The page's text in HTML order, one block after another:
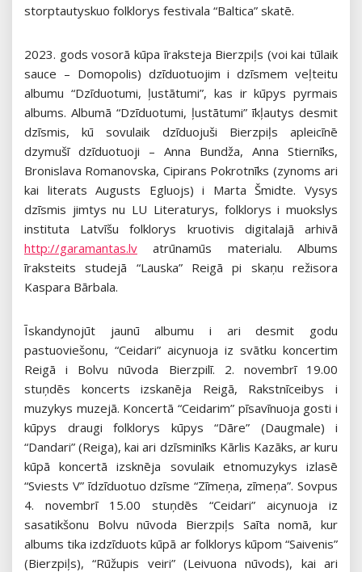
storptautyskuo folklorys festivala “Baltica” skatē.
2023. gods vosorā kūpa īraksteja Bierzpiļs (voi kai tūlaik
sauce – Domopolis) dzīduotuojim i dzīsmem veļteitu
albumu “Dzīduotumi, ļustātumi”, kas ir kūpys pyrmais
albums. Albumā “Dzīduotumi, ļustātumi” īkļautys desmit
dzīsmis, kū sovulaik dzīduojuši Bierzpiļs apleicīnē
dzymušī dzīduotuoji – Anna Bundža, Anna Stiernīks,
Bronislava Romanovska, Cipirans Pokrotnīks (zynoms ari
kai literats Augusts Egluojs) i Marta Šmidte. Vysys
dzīsmis jimtys nu LU Literaturys, folklorys i muokslys
instituta Latvīšu folklorys kruotivis digitalajā arhivā
http://garamantas.lv atrūnamūs materialu. Albums
īraksteits studejā “Lauska” Reigā pi skaņu režisora
Kaspara Bārbala.
Īskandynojūt jaunū albumu i ari desmit godu
pastuoviešonu, “Ceidari” aicynuoja iz svātku koncertim
Reigā i Bolvu nūvoda Bierzpilī. 2. novembrī 19.00
stuņdēs koncerts izskanēja Reigā, Rakstnīceibys i
muzykys muzejā. Koncertā “Ceidarim” pīsavīnuoja gosti i
kūpys draugi folklorys kūpys “Dāre” (Daugmale) i
“Dandari” (Reiga), kai ari dzīsminīks Kārlis Kazāks, ar kuru
kūpā koncertā izsknēja sovulaik etnomuzykys izlasē
“Sviests V” īdzīduotuo dzīsme “Zīmeņa, zīmeņa”. Sovpus
4. novembrī 15.00 stuņdēs “Ceidari” aicynuoja iz
sasatikšonu Bolvu nūvoda Bierzpiļs Saīta nomā, kur
albums tika izdzīduots kūpā ar folklorys kūpom “Saivenis”
(Bierzpiļs), “Rūžupis veiri” (Leivuona nūvods), kai ari